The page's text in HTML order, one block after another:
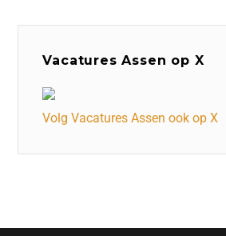
Vacatures Assen op X
Volg Vacatures Assen ook op X